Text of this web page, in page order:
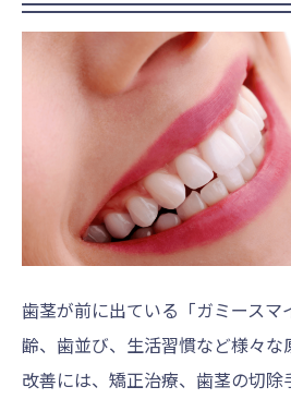
歯茎が前に出ている「ガミースマ
齢、歯並び、生活習慣など様々な
改善には、矯正治療、歯茎の切